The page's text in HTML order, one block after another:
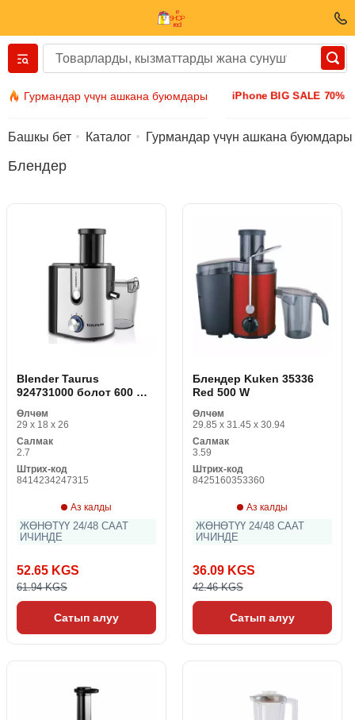
Гурмандар үчүн ашкана буюмдары iPhone BIG SALE 70%
Вернуться назад
Аксессуарлар
Бижутерия
Кол сааттары
Башкы бет Каталог Гурмандар үчүн ашкана буюмдары
Блендер
Blender Taurus
924731000 болот 600 W
Өлчөм
29 x 18 x 26
Салмак
2.7
Штрих-код
8414234247315
Аз калды
ЖӨНӨТҮҮ 24/48 СААТ
ИЧИНДЕ
52.65 KGS
61.94 KGS
Сатып алуу
Блендер Kuken 35336
Red 500 W
Өлчөм
29.85 x 31.45 x 30.94
Салмак
3.59
Штрих-код
8425160353360
Аз калды
ЖӨНӨТҮҮ 24/48 СААТ
ИЧИНДЕ
36.09 KGS
42.46 KGS
Сатып алуу